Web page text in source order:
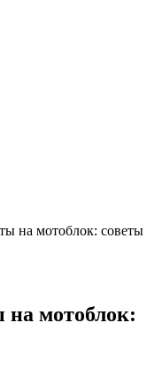
на мотоблок: советы
мотоблок: